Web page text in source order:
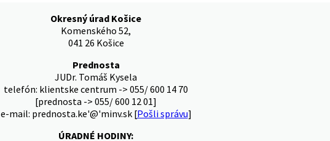
Okresný úrad Košice
Komenského 52,
041 26 Košice
Prednosta
JUDr. Tomáš Kysela
telefón: klientske centrum -> 055/ 600 14 70
[prednosta -> 055/ 600 12 01]
e-mail: prednosta.ke'@'minv.sk [Pošli správu]
ÚRADNÉ HODINY: